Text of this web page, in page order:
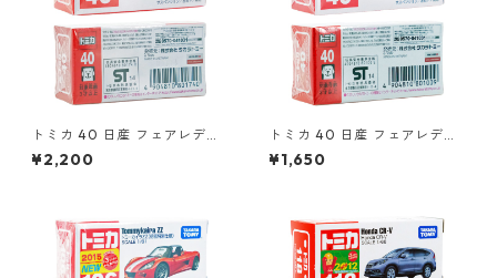
トミカ 40 日産 フェアレディ
Z NISMO（初回特別カラー）#
10801740
¥2,200
トミカ 40 日産 フェアレディ
Z NISMO #10801009
¥1,650